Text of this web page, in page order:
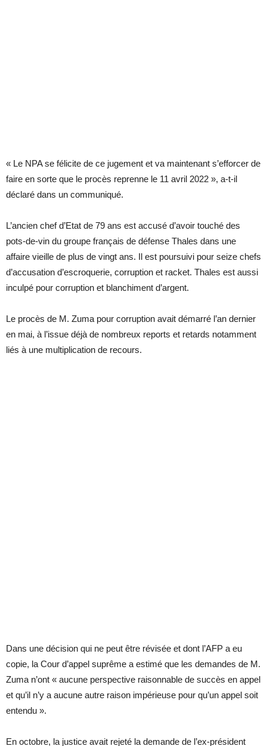
« Le NPA se félicite de ce jugement et va maintenant s’efforcer de
faire en sorte que le procès reprenne le 11 avril 2022 », a-t-il
déclaré dans un communiqué.
L’ancien chef d’Etat de 79 ans est accusé d’avoir touché des
pots-de-vin du groupe français de défense Thales dans une
affaire vieille de plus de vingt ans. Il est poursuivi pour seize chefs
d’accusation d’escroquerie, corruption et racket. Thales est aussi
inculpé pour corruption et blanchiment d’argent.
Le procès de M. Zuma pour corruption avait démarré l’an dernier
en mai, à l’issue déjà de nombreux reports et retards notamment
liés à une multiplication de recours.
Dans une décision qui ne peut être révisée et dont l’AFP a eu
copie, la Cour d’appel suprême a estimé que les demandes de M.
Zuma n’ont « aucune perspective raisonnable de succès en appel
et qu’il n’y a aucune autre raison impérieuse pour qu’un appel soit
entendu ».
En octobre, la justice avait rejeté la demande de l’ex-président